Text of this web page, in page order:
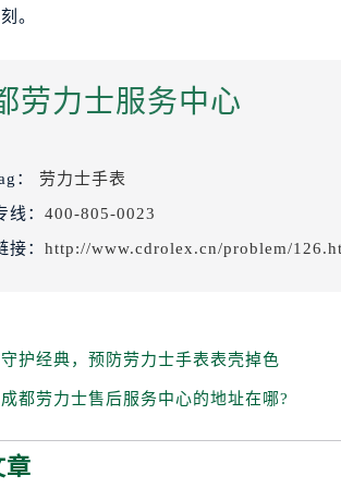
。
劳力士服务中心
： 劳力士手表
线： 400-805-0023
接： http://www.cdrolex.cn/problem/
守护经典，预防劳力士手表表壳掉色
成都劳力士售后服务中心的地址在哪?
章